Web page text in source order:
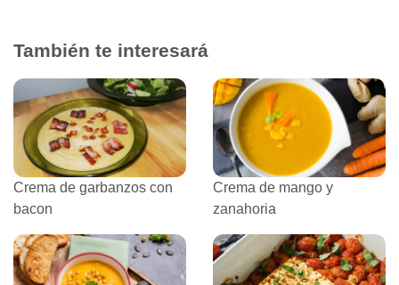
También te interesará
Crema de garbanzos con
bacon
Crema de mango y
zanahoria